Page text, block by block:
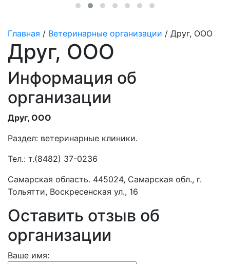
Главная / Ветеринарные организации / Друг, ООО
Друг, ООО
Информация об
организации
Друг, ООО
Раздел: ветеринарные клиники.
Тел.: т.(8482) 37-0236
Самарская область. 445024, Самарская обл., г.
Тольятти, Воскресенская ул., 16
Оставить отзыв об
организации
Ваше имя: